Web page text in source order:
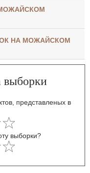
НА МОЖАЙСКОМ
выборки
представленых в
выборки?